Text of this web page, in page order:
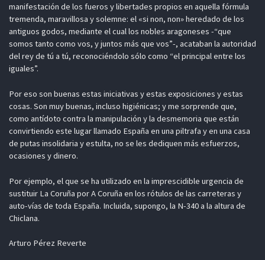
manifestación de los fueros y libertades propios en aquella fórmula
tremenda, maravillosa y solemne: el «si non, non» heredado de los
antiguos godos, mediante el cual los nobles aragoneses -“que
somos tanto como vos, y juntos más que vos”-, acataban la autoridad
del rey de tú a tú, reconociéndolo sólo como “el principal entre los
iguales”.
Por eso son buenas estas iniciativas y estas exposiciones y estas
cosas. Son muy buenas, incluso higiénicas; y me sorprende que,
como antídoto contra la manipulación y la desmemoria que están
convirtiendo este lugar llamado España en una piltrafa y en una casa
de putas insolidaria y estulta, no se les dediquen más esfuerzos,
ocasiones y dinero.
Por ejemplo, el que se ha utilizado en la imprescidible urgencia de
sustituir La Coruña por A Coruña en los rótulos de las carreteras y
auto-vías de toda España. Incluida, supongo, la N-340 a la altura de
Chiclana.
Arturo Pérez Reverte